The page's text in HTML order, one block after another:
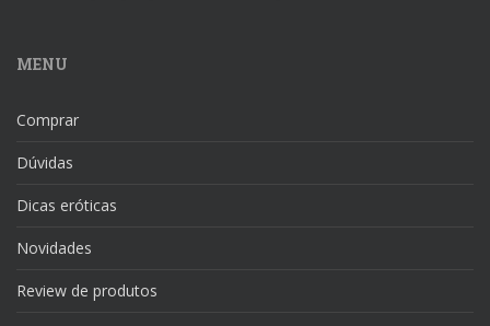
MENU
Comprar
Dúvidas
Dicas eróticas
Novidades
Review de produtos